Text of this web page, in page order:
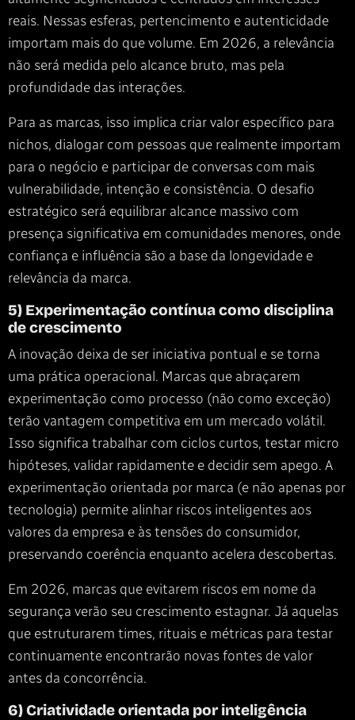
reais. Nessas esferas, pertencimento e autenticidade
importam mais do que volume. Em 2026, a relevância
não será medida pelo alcance bruto, mas pela
profundidade das interações.
Para as marcas, isso implica criar valor específico para
nichos, dialogar com pessoas que realmente importam
para o negócio e participar de conversas com mais
vulnerabilidade, intenção e consistência. O desafio
estratégico será equilibrar alcance massivo com
presença significativa em comunidades menores, onde
confiança e influência são a base da longevidade e
relevância da marca.
5) Experimentação contínua como disciplina
de crescimento
A inovação deixa de ser iniciativa pontual e se torna
uma prática operacional. Marcas que abraçarem
experimentação como processo (não como exceção)
terão vantagem competitiva em um mercado volátil.
Isso significa trabalhar com ciclos curtos, testar micro
hipóteses, validar rapidamente e decidir sem apego. A
experimentação orientada por marca (e não apenas por
tecnologia) permite alinhar riscos inteligentes aos
valores da empresa e às tensões do consumidor,
preservando coerência enquanto acelera descobertas.
Em 2026, marcas que evitarem riscos em nome da
segurança verão seu crescimento estagnar. Já aquelas
que estruturarem times, rituais e métricas para testar
continuamente encontrarão novas fontes de valor
antes da concorrência.
6) Criatividade orientada por inteligência